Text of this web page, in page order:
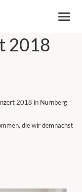
2018
2018 in Nürnberg
die wir demnächst